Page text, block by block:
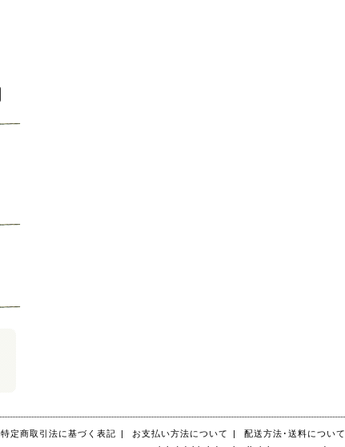
特定商取引法に基づく表記 | お支払い方法について | 配送方法･送料について